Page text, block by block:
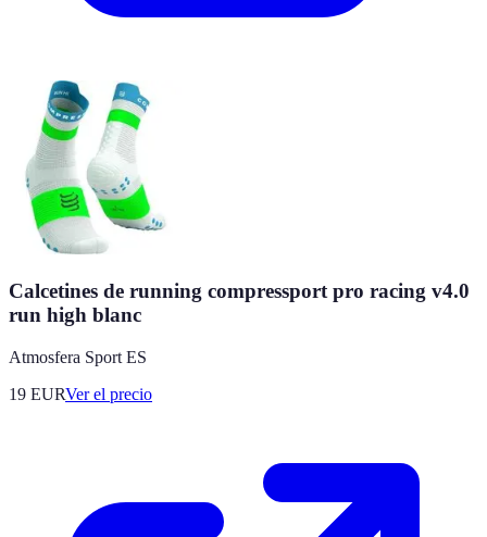
Calcetines de running compressport pro racing v4.0
run high blanc
Atmosfera Sport ES
19 EURVer el precio